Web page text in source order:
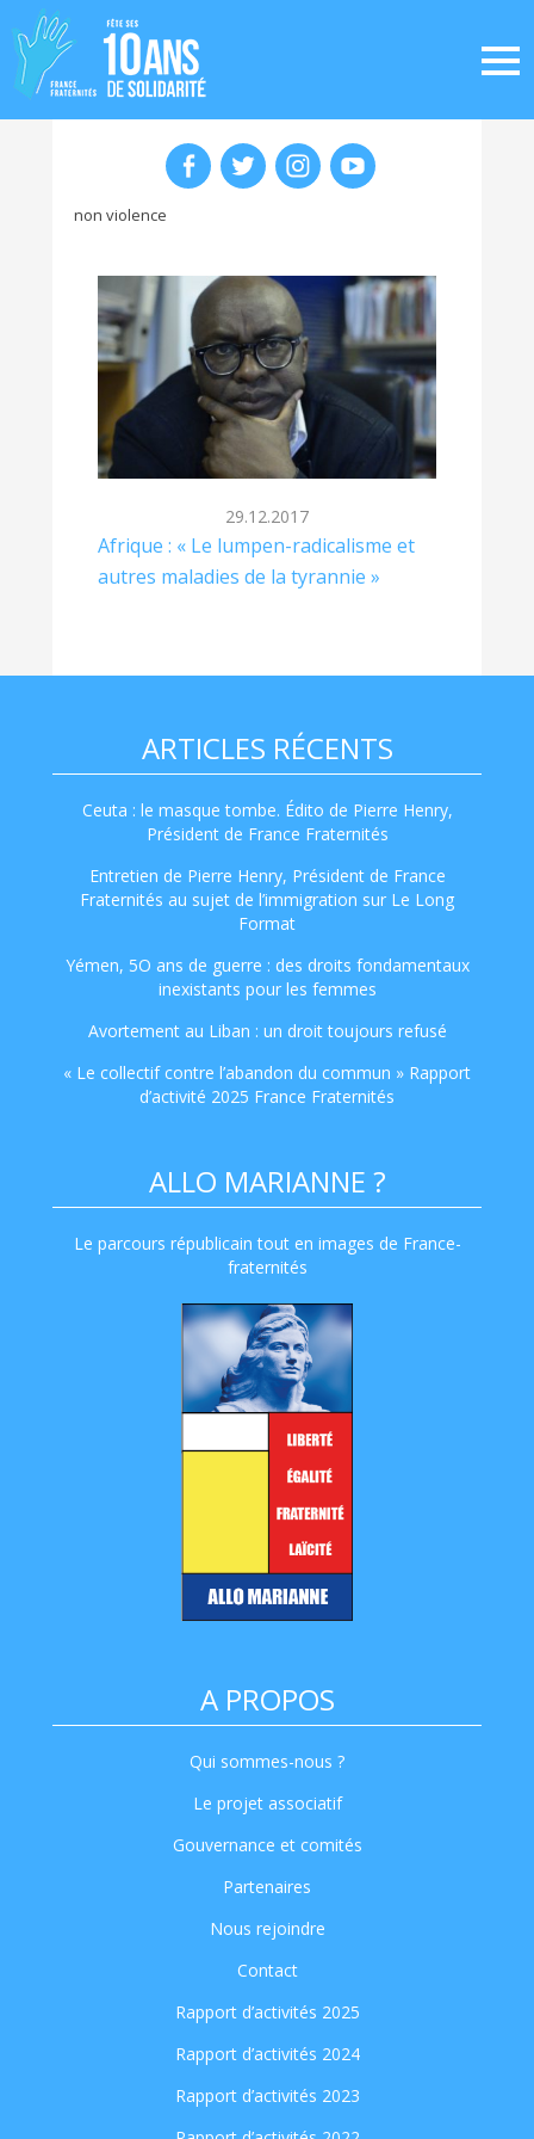
non violence
29.12.2017
Afrique : « Le lumpen-radicalisme et
autres maladies de la tyrannie »
ARTICLES RÉCENTS
Ceuta : le masque tombe. Édito de Pierre Henry,
Président de France Fraternités
Entretien de Pierre Henry, Président de France
Fraternités au sujet de l’immigration sur Le Long
Format
Yémen, 5O ans de guerre : des droits fondamentaux
inexistants pour les femmes
Avortement au Liban : un droit toujours refusé
« Le collectif contre l’abandon du commun » Rapport
d’activité 2025 France Fraternités
ALLO MARIANNE ?
Le parcours républicain tout en images de France-
fraternités
A PROPOS
Qui sommes-nous ?
Le projet associatif
Gouvernance et comités
Partenaires
Nous rejoindre
Contact
Rapport d’activités 2025
Rapport d’activités 2024
Rapport d’activités 2023